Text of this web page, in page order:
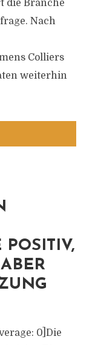
die Branche
Nach
Colliers
weiterhin
POSITIV,
0]Die